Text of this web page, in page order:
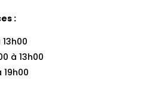
:
à 13h00
19h00